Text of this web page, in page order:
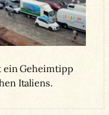
ein Geheimtipp
Italiens.